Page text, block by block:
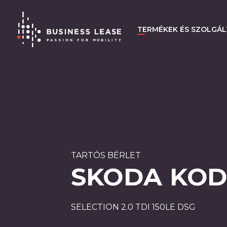
TERMÉKEK ÉS
TARTÓS BÉRLET
SKODA
SELECTION 2.0 TDI 150LE DSG